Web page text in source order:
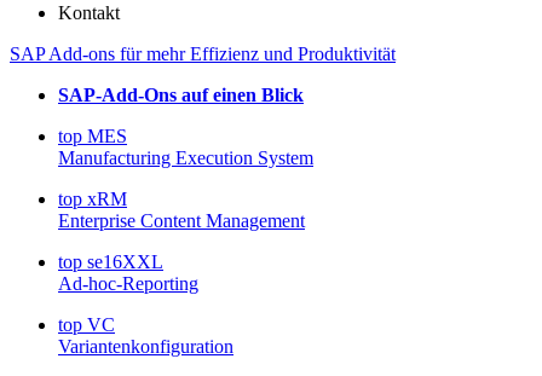
Kontakt
SAP Add-ons für mehr Effizienz und Produktivität
SAP-Add-Ons auf einen Blick
top MES
Manufacturing Execution System
top xRM
Enterprise Content Management
top se16XXL
Ad-hoc-Reporting
top VC
Variantenkonfiguration